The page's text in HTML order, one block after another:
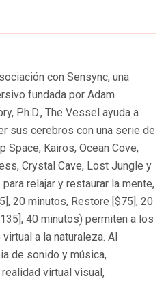
con Sensync, una
fundada por Adam
Ph.D., The Vessel ayuda a
sus cerebros con una serie de
Space, Kairos, Ocean Cove,
Crystal Cave, Lost Jungle y
relajar y restaurar la mente,
20 minutos, Restore [$75], 20
40 minutos) permiten a los
a la naturaleza. Al
de sonido y música,
virtual visual,